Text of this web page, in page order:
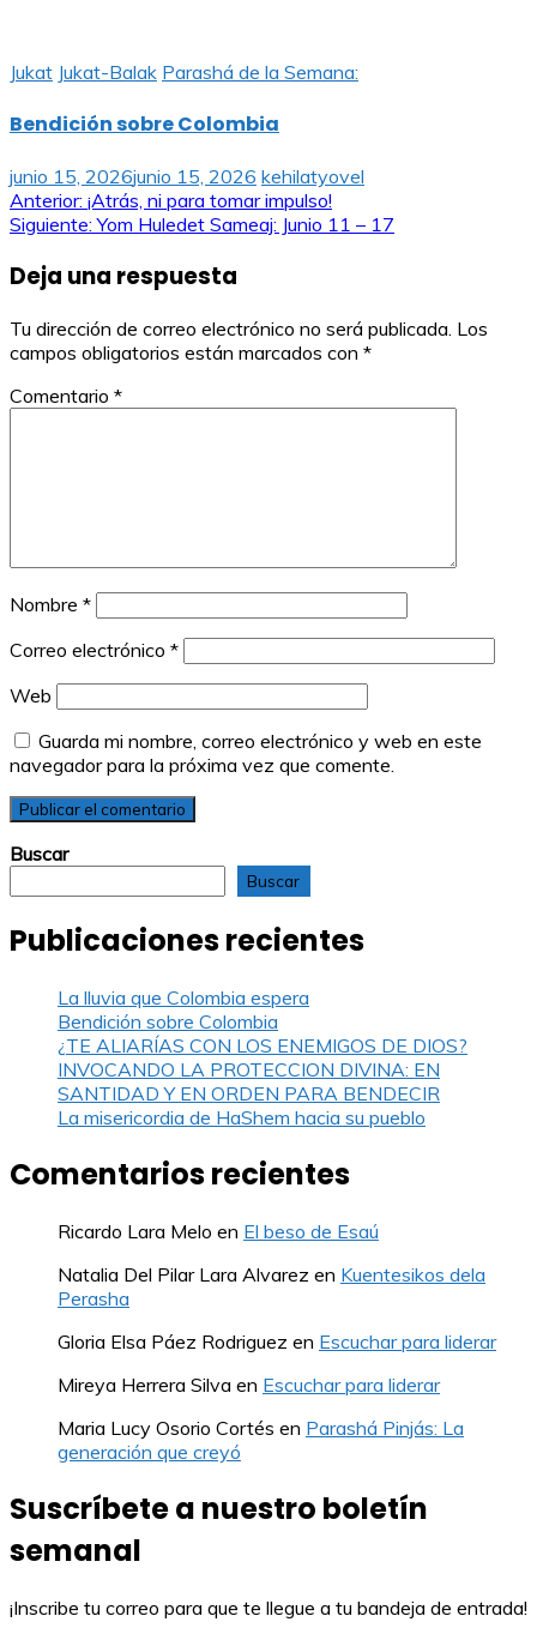
Jukat Jukat-Balak Parashá de la Semana:
Bendición sobre Colombia
junio 15, 2026junio 15, 2026 kehilatyovel
Navegación
entradas
Anterior: ¡Atrás, ni para tomar impulso!
Siguiente: Yom Huledet Sameaj: Junio 11 – 17
Deja una respuesta
Tu dirección de correo electrónico no será publicada. Los
campos obligatorios están marcados con *
Comentario *
Nombre *
Correo electrónico *
Web
Guarda mi nombre, correo electrónico y web en este
navegador para la próxima vez que comente.
Buscar
Buscar
Publicaciones recientes
La lluvia que Colombia espera
Bendición sobre Colombia
¿TE ALIARÍAS CON LOS ENEMIGOS DE DIOS?
INVOCANDO LA PROTECCION DIVINA: EN
SANTIDAD Y EN ORDEN PARA BENDECIR
La misericordia de HaShem hacia su pueblo
Comentarios recientes
Ricardo Lara Melo en El beso de Esaú
Natalia Del Pilar Lara Alvarez en Kuentesikos dela
Perasha
Gloria Elsa Páez Rodriguez en Escuchar para liderar
Mireya Herrera Silva en Escuchar para liderar
Maria Lucy Osorio Cortés en Parashá Pinjás: La
generación que creyó
Suscríbete a nuestro boletín
semanal
¡Inscribe tu correo para que te llegue a tu bandeja de entrada!